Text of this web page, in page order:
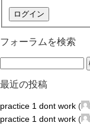
ログイン
フォーラムを検索
最近の投稿
practice 1 dont work (
practice 1 dont work (